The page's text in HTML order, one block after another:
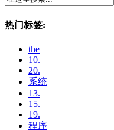
热门标签:
the
10.
20.
系统
13.
15.
19.
程序